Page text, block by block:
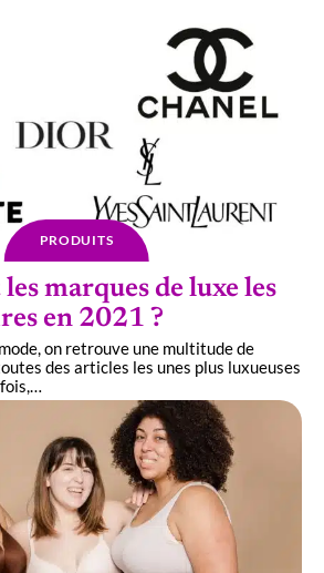
PRODUITS
marques de luxe les
en 2021 ?
on retrouve une multitude de
des articles les unes plus luxueuses
…